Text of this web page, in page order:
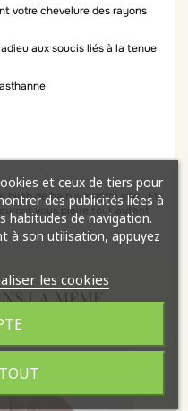
votre chevelure des rayons
aux soucis liés à la tenue
hijab de bainsur notre site . Et
vous plaire tout autant.
LA MÊME
et ceux de tiers pour
des publicités liées à
habitudes de navigation.
à son utilisation, appuyez
les cookies